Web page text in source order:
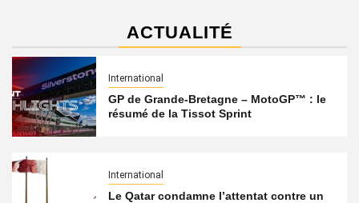
ACTUALITÉ
International
GP de Grande-Bretagne – MotoGP™ : le
résumé de la Tissot Sprint
International
Le Qatar condamne l’attentat contre un